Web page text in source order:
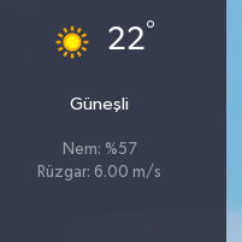
22°
Güneşli
Nem: %57
Rüzgar: 6.00 m/s